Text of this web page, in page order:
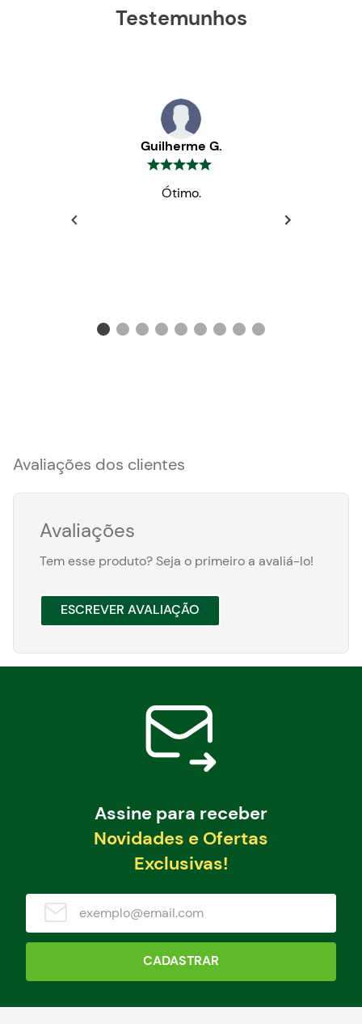
Testemunhos
Guilherme G.
Ótimo.
Avaliações dos clientes
Avaliações
Tem esse produto? Seja o primeiro a avaliá-lo!
ESCREVER AVALIAÇÃO
Assine para receber
Novidades e Ofertas
Exclusivas!
CADASTRAR